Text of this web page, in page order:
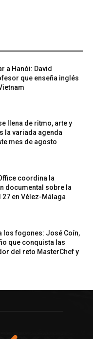
a Hanói: David
que enseña inglés
llena de ritmo, arte y
la variada agenda
mes de agosto
coordina la
documental sobre la
en Vélez-Málaga
los fogones: José Coín,
que conquista las
del reto MasterChef y